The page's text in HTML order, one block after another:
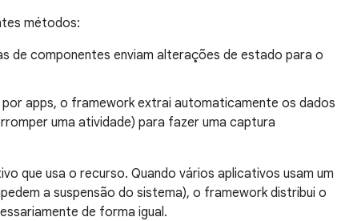
métodos:
de componentes enviam alterações de estado para o
apps, o framework extrai automaticamente os dados
uma atividade) para fazer uma captura
que usa o recurso. Quando vários aplicativos usam um
a suspensão do sistema), o framework distribui o
de forma igual.